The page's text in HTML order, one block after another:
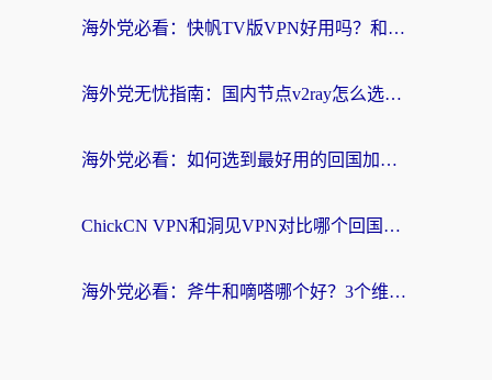
海外党必看：快帆TV版VPN好用吗？和快游VPN对比哪个回国效果更好？附实用避坑指南
海外党无忧指南：国内节点v2ray怎么选？一键回国VPN+多场景实测帮你避坑
海外党必看：如何选到最好用的回国加速器？从节点到售后的全维度指南
ChickCN VPN和洞见VPN对比哪个回国效果更好？海外党亲测3款加速器+避坑指南
海外党必看：斧牛和嘀嗒哪个好？3个维度教你选对回国加速器